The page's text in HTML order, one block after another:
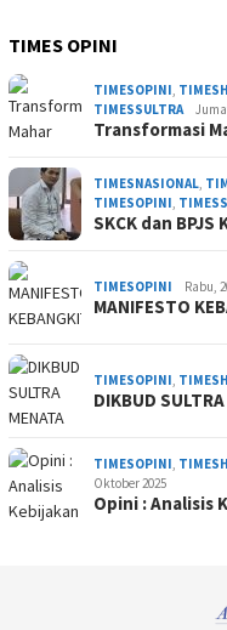
TIMES OPINI
TIMESOPINI,
TIMESSULTRA
Transformasi
TIMESNASIONAL,
TIMESOPINI,
SKCK dan
TIMESOPINI Rabu,
MANIFESTO
TIMESOPINI,
DIKBUD
TIMESOPINI,
Oktober 2025
Opini : Analisis